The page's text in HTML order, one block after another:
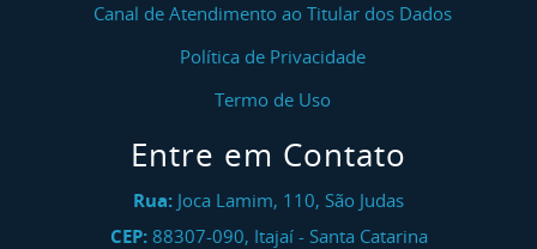
Canal de Atendimento ao Titular dos Dados
Política de Privacidade
Termo de Uso
Entre em Contato
Rua: Joca Lamim, 110, São Judas
CEP: 88307-090, Itajaí- Santa Catarina